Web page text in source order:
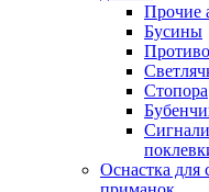
Прочие
Бусины
Стопора
Оснастка для